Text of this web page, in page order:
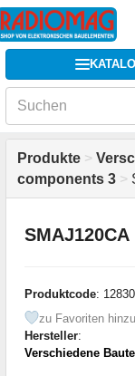
Produkte >
components 3 >
SMAJ120CA
Produktcode:
zu Favoriten
Hersteller:
Verschiedene